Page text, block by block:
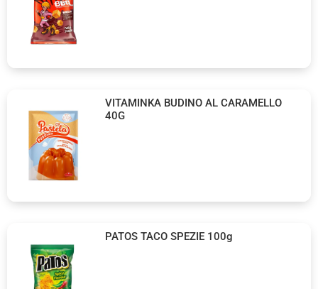
VITAMINKA BUDINO AL CARAMELLO
40G
PATOS TACO SPEZIE 100g